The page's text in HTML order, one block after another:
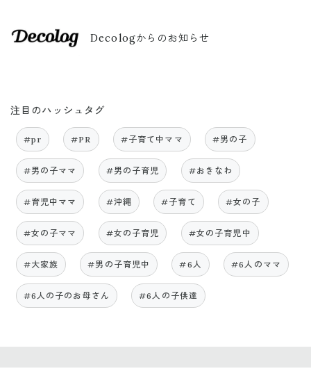
Decologからのお知らせ
注目のハッシュタグ
#pr #PR #子育て中ママ #男の子
#男の子ママ #男の子育児 #おきなわ
#育児中ママ #沖縄 #子育て #女の子
#女の子ママ #女の子育児 #女の子育児中
#大家族 #男の子育児中 #6人 #6人のママ
#6人の子のお母さん #6人の子供達